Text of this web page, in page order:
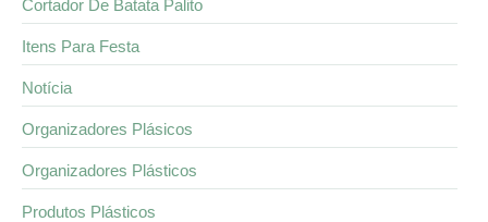
Cortador De Batata Palito
Itens Para Festa
Notícia
Organizadores Plásicos
Organizadores Plásticos
Produtos Plásticos